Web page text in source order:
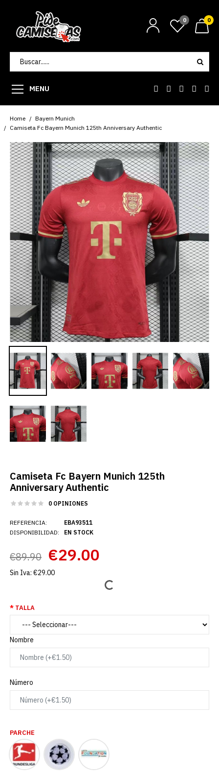
0 0
MENU
Home
Bayern Munich
Camiseta Fc Bayern Munich 125th Anniversary Authentic
Camiseta Fc Bayern Munich 125th
Anniversary Authentic
0 OPINIONES
REFERENCIA:
DISPONIBILIDAD:
EBA93511
EN STOCK
€89.90 €29.00
Sin Iva: €29.00
TALLA
Nombre
Número
PARCHE